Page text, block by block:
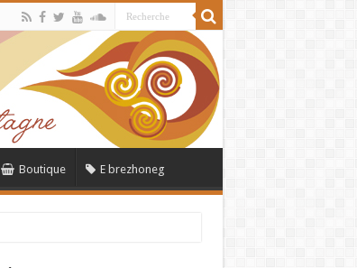
Boutique E brezhoneg